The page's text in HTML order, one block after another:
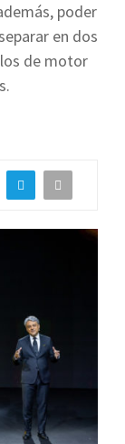
poder
en dos
de motor